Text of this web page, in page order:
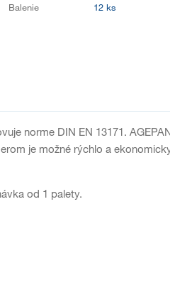
Balenie
12 ks
norme DIN EN 13171.
je možné rýchlo a
od 1 palety.